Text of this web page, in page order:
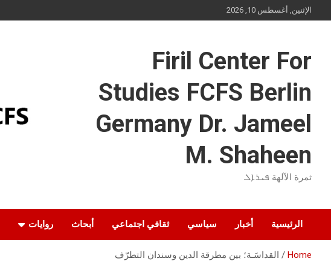
to
الإثنين, أغسطس 10, 2026
Firil Center For
Studies FCFS Berlin
Germany Dr. Jameel
M. Shaheen
ثمرة الآلهة ܦܝܪܐܠ
الرئيسية أخبار سياسي ثقافي اجتماعي أبحاث روايات
Home القداسَـة؛ بين مطرقة الدين وسندان التطرّف